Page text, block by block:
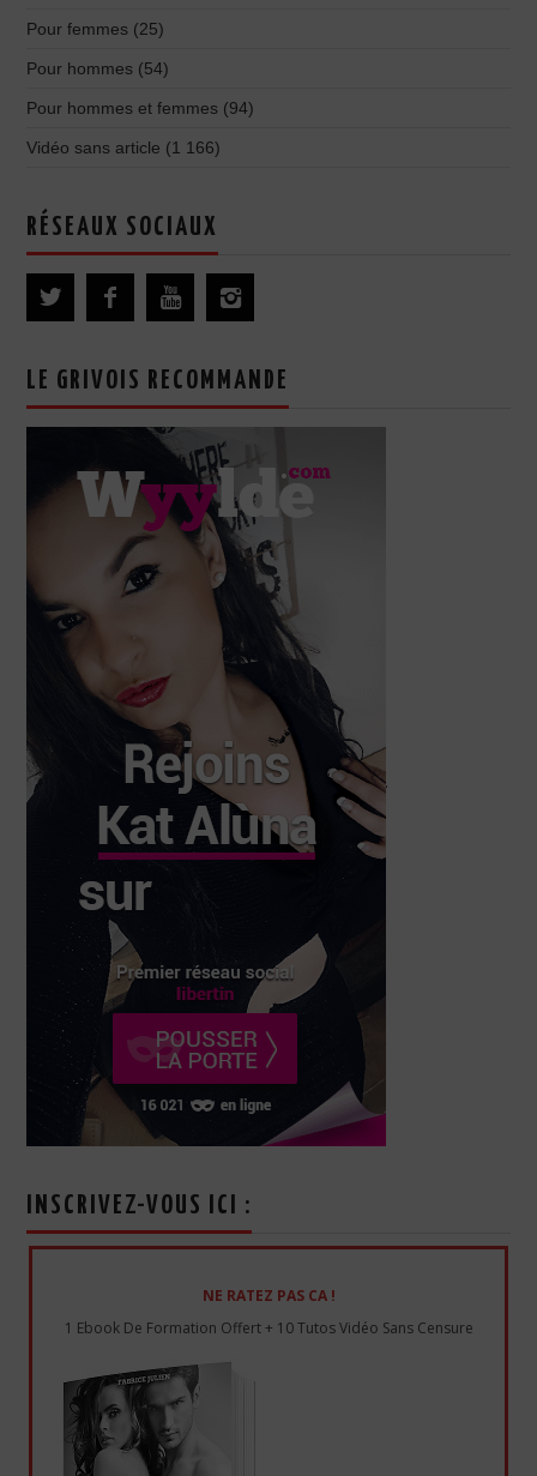
Pour femmes (25)
Pour hommes (54)
Pour hommes et femmes (94)
Vidéo sans article (1 166)
RÉSEAUX SOCIAUX
LE GRIVOIS RECOMMANDE
INSCRIVEZ-VOUS ICI :
NE RATEZ PAS CA !
1 Ebook De Formation Offert + 10 Tutos Vidéo Sans Censure